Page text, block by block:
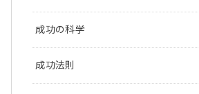
成功の科学
成功法則